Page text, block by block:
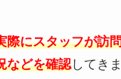
際にスタッフが訪
などを確認してきま